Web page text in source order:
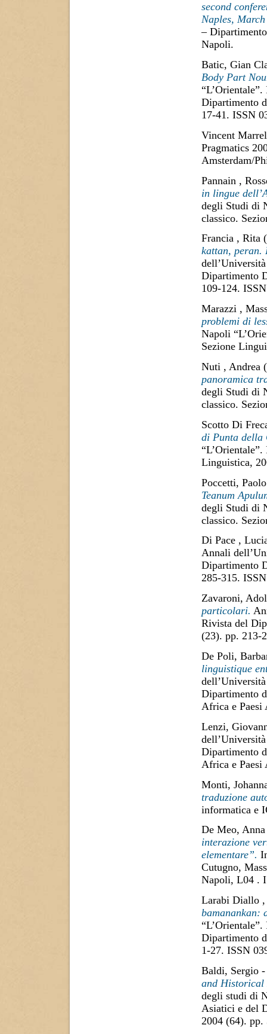
second
Naples,
–
Napoli.
Batic, Gian
Body Part
Dipartimento
17-41. ISSN
Vincent
Pragmatics
Amsterdam/
Pannain ,
in lingue
degli Studi di
classico.
Francia , Rita
kattan, peran.
Dipartimento
109-124.
Marazzi ,
problemi di
Napoli
Sezione
Nuti , Andrea
panoramica
degli Studi di
classico.
Scotto Di
di Punta della
Linguistica,
Poccetti, Paolo
Teanum
degli Studi di
classico.
Di Pace ,
Annali
Dipartimento
285-315.
Zavaroni,
particolari.
Rivista del
(23). pp. 213-
De Poli,
linguistique
Dipartimento
Africa e Paesi
Lenzi,
Dipartimento
Africa e Paesi
Monti,
traduzione
informatica e
De Meo, Anna
interazione
elementare”.
Cutugno,
Napoli, L04 .
Larabi Diallo ,
bamanankan:
Dipartimento
1-27. ISSN
Baldi, Sergio
and Historical
degli studi di
Asiatici e del
2004 (64). pp.